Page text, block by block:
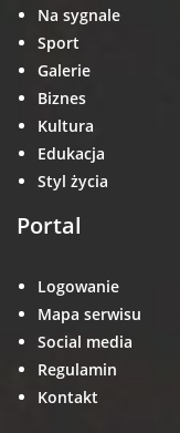
Na sygnale
Sport
Galerie
Biznes
Kultura
Edukacja
Styl życia
Portal
Logowanie
Mapa serwisu
Social media
Regulamin
Kontakt